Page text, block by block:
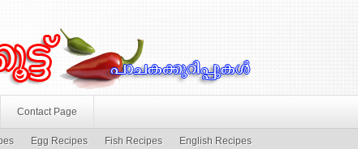
Contact Page
Egg Recipes Fish Recipes English Recipes